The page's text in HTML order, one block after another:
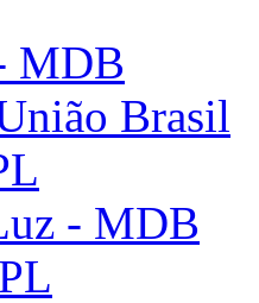
MDB
Brasil
- MDB